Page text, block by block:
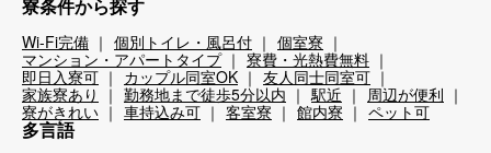
寮条件から探す
Wi-Fi完備 個別トイレ・風呂付
個室寮
マンション・アパートタイプ
寮費・光熱費無料
即日入寮可
カップル同室OK
友人同士同室可
家族寮あり
勤務地まで徒歩5分以内 駅近
周辺が便利
寮がきれい
車持込み可 客室寮 館内寮 ペット可
多言語